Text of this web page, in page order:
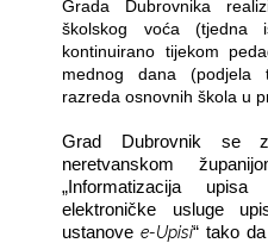
Grada Dubrovnika
školskog voća (tjedna
kontinuirano tijekom
mednog dana (podjela
razreda osnovnih škola u
Grad Dubrovnik se
neretvanskom
„Informatizacija
elektroničke usluge
ustanovee-Upisi“ tako